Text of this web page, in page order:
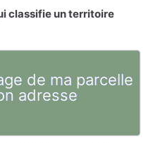
classifie un territoire
de ma parcelle
adresse